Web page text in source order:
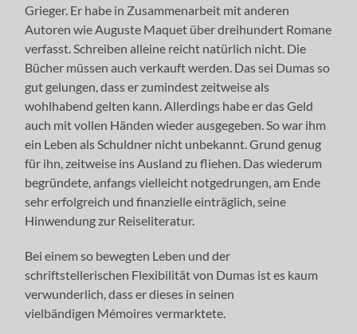
Grieger. Er habe in Zusammenarbeit mit anderen
Autoren wie Auguste Maquet über dreihundert Romane
verfasst. Schreiben alleine reicht natürlich nicht. Die
Bücher müssen auch verkauft werden. Das sei Dumas so
gut gelungen, dass er zumindest zeitweise als
wohlhabend gelten kann. Allerdings habe er das Geld
auch mit vollen Händen wieder ausgegeben. So war ihm
ein Leben als Schuldner nicht unbekannt. Grund genug
für ihn, zeitweise ins Ausland zu fliehen. Das wiederum
begründete, anfangs vielleicht notgedrungen, am Ende
sehr erfolgreich und finanzielle einträglich, seine
Hinwendung zur Reiseliteratur.
Bei einem so bewegten Leben und der
schriftstellerischen Flexibilität von Dumas ist es kaum
verwunderlich, dass er dieses in seinen
vielbändigen Mémoires vermarktete.